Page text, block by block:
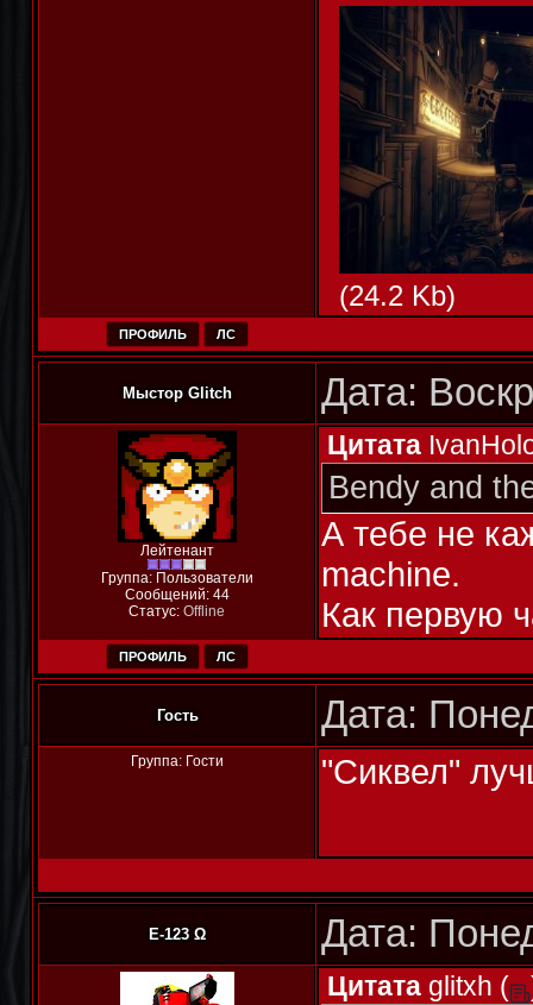
(24.2 Kb)
ПРОФИЛЬ ЛС
Мыстор Glitch Дата:
Лейтенант
Группа: Пользователи
Сообщений: 44
Статус: Offline
Цитата
Bendy and
А тебе не
machine.
Как первую
ПРОФИЛЬ ЛС
Гость Дата:
Группа: Гости "Сиквел"
E-123 Ω Дата:
Цитата glitxh (